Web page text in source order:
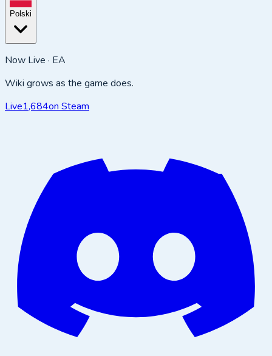
Polski
Now Live · EA
Wiki grows as the game does.
Live1,684on Steam